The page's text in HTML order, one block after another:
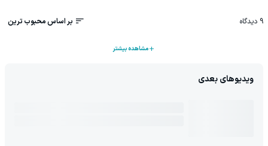
9 دیدگاه بر اساس محبوب ترین
مشاهده بیشتر
ویدیوهای بعدی